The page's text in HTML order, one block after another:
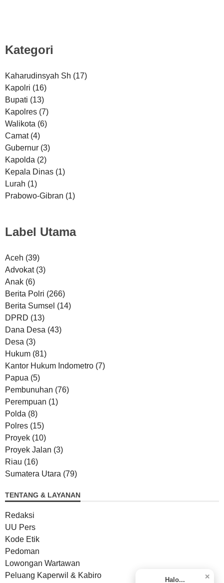
✕
Halo...
Kategori
Kaharudinsyah Sh (17)
Kapolri (16)
Bupati (13)
Kapolres (7)
Walikota (6)
Camat (4)
Gubernur (3)
Kapolda (2)
Kepala Dinas (1)
Lurah (1)
Prabowo-Gibran (1)
Label Utama
Aceh (39)
Advokat (3)
Anak (6)
Berita Polri (266)
Berita Sumsel (14)
DPRD (13)
Dana Desa (43)
Desa (3)
Hukum (81)
Kantor Hukum Indometro (7)
Papua (5)
Pembunuhan (76)
Perempuan (1)
Polda (8)
Polres (15)
Proyek (10)
Proyek Jalan (3)
Riau (16)
Sumatera Utara (79)
TENTANG & LAYANAN
Redaksi
UU Pers
Kode Etik
Pedoman
Lowongan Wartawan
Peluang Kaperwil & Kabiro